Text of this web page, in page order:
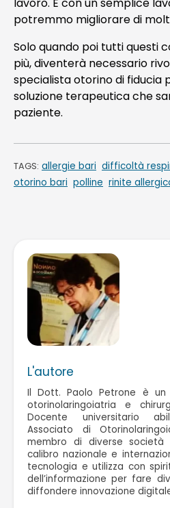
potremmo migliorare di
Solo quando poi tutti questi
più, diventerà necessario
specialista otorino di fiducia
soluzione terapeutica che
paziente.
TAGS: allergie bari difficoltà
otorino bari polline rinite
L'autore
Il Dott. Paolo Petrone è un
otorinolaringoiatria e
Docente universitario
Associato di
membro di diverse società
calibro nazionale e
tecnologia e utilizza con
dell’informazione per fare
diffondere innovazione